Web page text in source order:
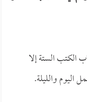
الكتب الستة إلا
اليوم والليلة.